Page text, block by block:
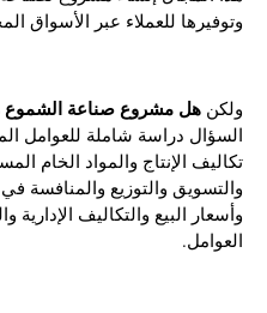
وتوفيرها للعملاء عبر الأسواق
ولكن هل مشروع صناعة الشموع
السؤال دراسة شاملة للعوامل
تكاليف الإنتاج والمواد الخام
والتسويق والتوزيع والمنافسة
وأسعار البيع والتكاليف
العوامل.